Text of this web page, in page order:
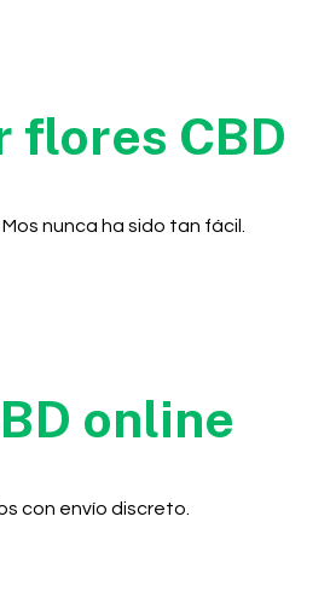
flores CBD
nunca ha sido tan fácil.
online
con envío discreto.